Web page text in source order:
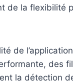
de la flexibilité
de
des
la détection